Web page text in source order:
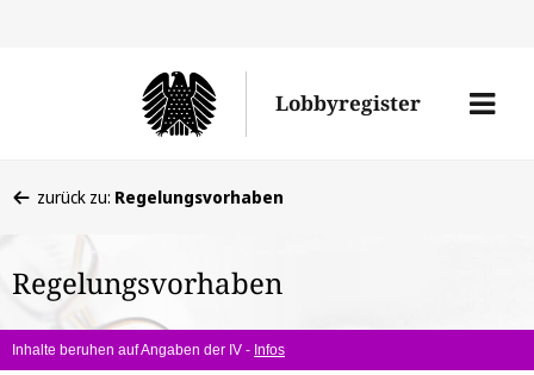
Lobbyregister
Menü
befinden
hier:
zurück zu: Regelungsvorhaben
Regelungsvorhaben
Inhalte beruhen auf Angaben der IV - Infos